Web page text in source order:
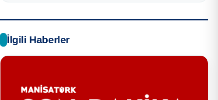
İlgili Haberler